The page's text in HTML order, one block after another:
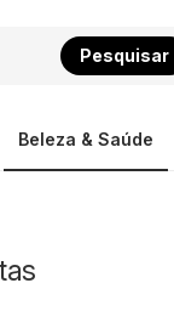
Pesquisar
Beleza & Saúde